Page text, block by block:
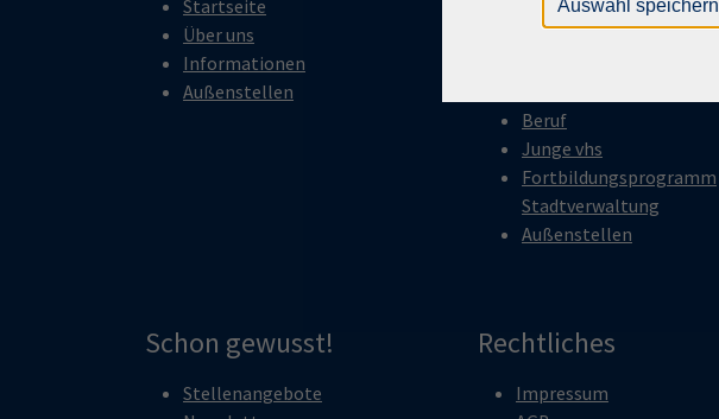
Startseite
Über uns
Informationen
Außenstellen
Gesellschaft
Kultur
Beruf
Junge vhs
Fortbildungsprogramm
Stadtverwaltung
Außenstellen
Schon gewusst!
Stellenangebote
Rechtliches
Impressum
Auswahl speichern